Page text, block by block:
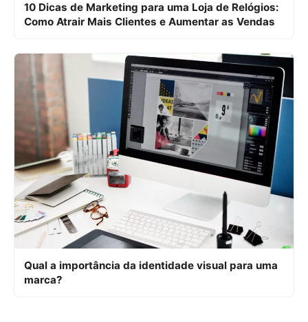
10 Dicas de Marketing para uma Loja de Relógios:
Como Atrair Mais Clientes e Aumentar as Vendas
Qual a importância da identidade visual para uma
marca?